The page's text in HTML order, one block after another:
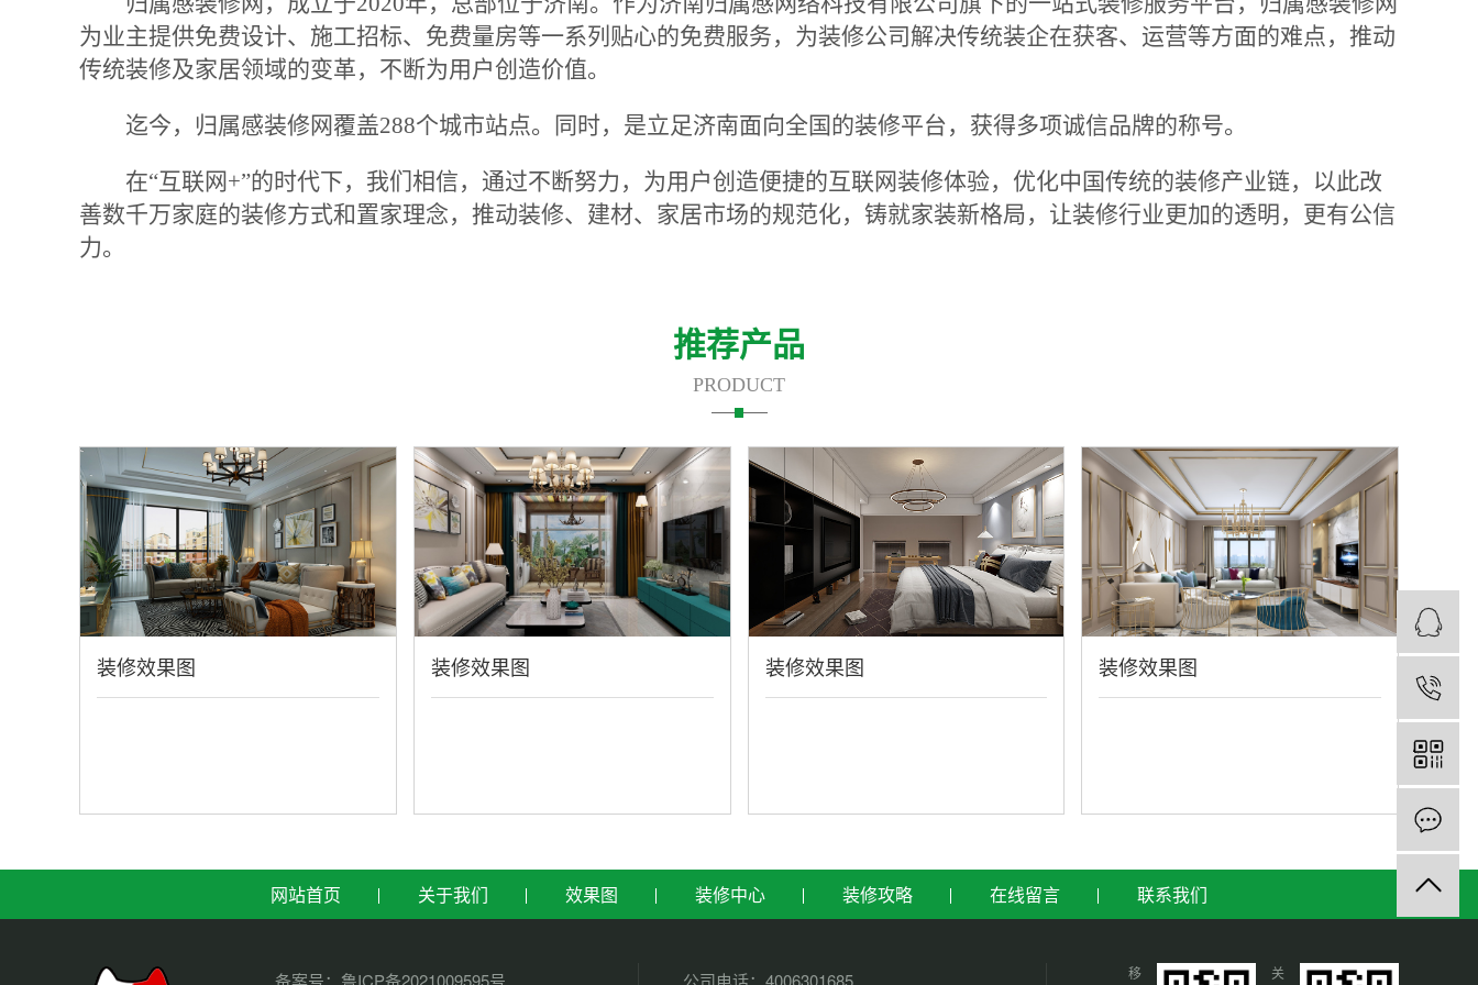
为业主提供免费设计、施工招标、免费量房等一系列贴心的免费服务，为装修公司解决传统装企在获客、运营等方面的难点，推动
传统装修及家居领域的变革，不断为用户创造价值。
迄今，归属感装修网覆盖288个城市站点。同时，是立足济南面向全国的装修平台，获得多项诚信品牌的称号。
在“互联网+”的时代下，我们相信，通过不断努力，为用户创造便捷的互联网装修体验，优化中国传统的装修产业链，以此改
善数千万家庭的装修方式和置家理念，推动装修、建材、家居市场的规范化，铸就家装新格局，让装修行业更加的透明，更有公信
力。
推荐产品
PRODUCT
装修效果图 装修效果图 装修效果图 装修效果图
网站首页 关于我们 效果图 装修中心 装修攻略 在线留言 联系我们
备案号： 鲁ICP备2021009595号 公司电话：4006301685
移
关